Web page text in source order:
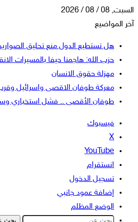
السبت, 08 / 08 / 2026
آخر المواضيع
هل تستطيع الدول منع تحليق
حزب الله: هاجمنا حيفا بالمسيرات
مهزلة حقوق الانسان
معركة طوفان الاقصى واسرائيل
طوفان الأقصى .. فشل استخباري
فيسبوك
‫X
‫YouTube
انستقرام
تسجيل الدخول
إضافة عمود جانبي
الوضع المظلم
بحث